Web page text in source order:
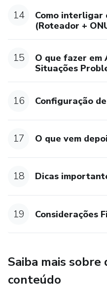
14
Como interligar
(Roteador +
15
O que fazer em
Situações
16 Configuração
17 O que vem
18 Dicas
19 Considerações
Saiba mais sobre
conteúdo